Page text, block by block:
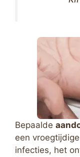
Bepaalde
een
infecties, het